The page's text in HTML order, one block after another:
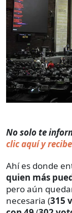
No solo te
clic aquí y
Ahí es donde
quien más
pero aún
necesaria (315